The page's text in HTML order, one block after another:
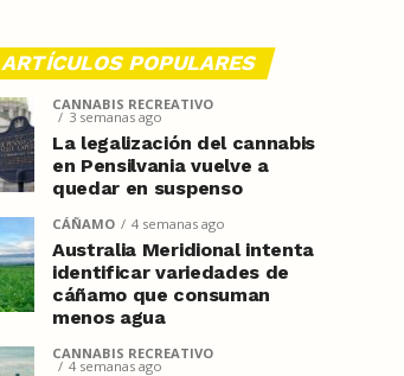
ARTÍCULOS POPULARES
CANNABIS RECREATIVO
3 semanas ago
La legalización del cannabis
en Pensilvania vuelve a
quedar en suspenso
CÁÑAMO 4 semanas ago
Australia Meridional intenta
identificar variedades de
cáñamo que consuman
menos agua
CANNABIS RECREATIVO
4 semanas ago